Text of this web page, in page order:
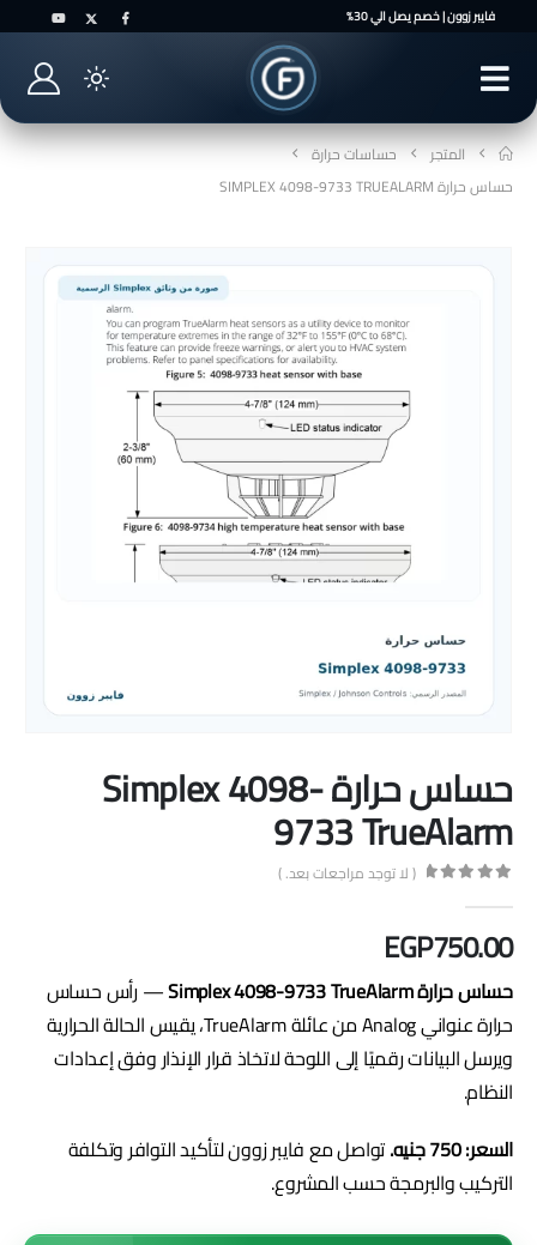
فايبر زوون | خصم يصل الي 30%
المتجر
حساسات حرارة
حساس حرارة SIMPLEX 4098-9733 TRUEALARM
حساس حرارة Simplex 4098-
9733 TrueAlarm
( لا توجد مراجعات بعد. )
EGP750.00
حساس حرارة Simplex 4098-9733 TrueAlarm
— رأس حساس
حرارة عنواني Analog من عائلة TrueAlarm، يقيس الحالة الحرارية
ويرسل البيانات رقميًا إلى اللوحة لاتخاذ قرار الإنذار وفق إعدادات
النظام.
السعر: 750 جنيه.
تواصل مع فايبر زوون لتأكيد التوافر وتكلفة
التركيب والبرمجة حسب المشروع.